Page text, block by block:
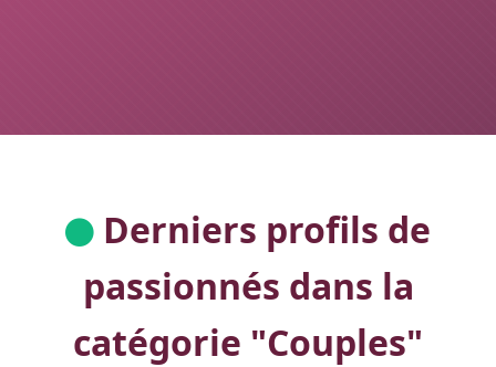
Derniers profils de
passionnés dans la
catégorie "Couples"